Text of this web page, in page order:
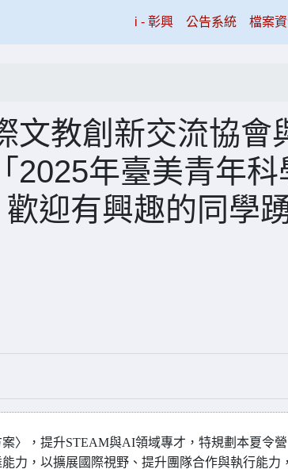
i - 彰興(current)
公告系統 檔案
文教創新交流協會
2025年臺美青年科
迎有興趣的同學
〉，提升STEAM與AI領域專才，特規劃本夏令
力，以擴展國際視野、提升團隊合作與執行能力